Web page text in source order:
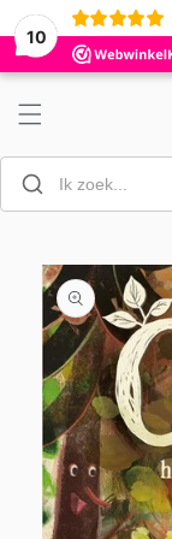
10
Meteen
naar de
content
direct naar